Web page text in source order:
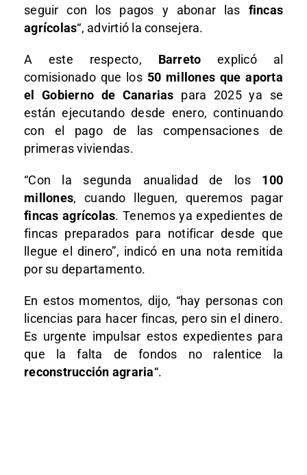
seguir con los pagos y abonar las fincas
agrícolas“, advirtió la consejera.
A este respecto, Barreto explicó al
comisionado que los 50 millones que aporta
el Gobierno de Canarias para 2025 ya se
están ejecutando desde enero, continuando
con el pago de las compensaciones de
primeras viviendas.
“Con la segunda anualidad de los 100
millones, cuando lleguen, queremos pagar
fincas agrícolas. Tenemos ya expedientes de
fincas preparados para notificar desde que
llegue el dinero”, indicó en una nota remitida
por su departamento.
En estos momentos, dijo, “hay personas con
licencias para hacer fincas, pero sin el dinero.
Es urgente impulsar estos expedientes para
que la falta de fondos no ralentice la
reconstrucción agraria“.